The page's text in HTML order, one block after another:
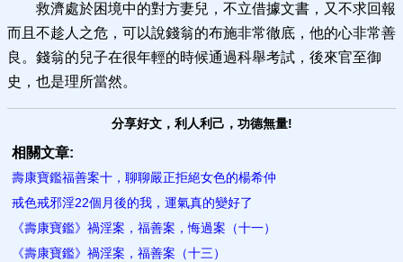
救濟處於困境中的對方妻兒，不立借據文書，又不求回報
而且不趁人之危，可以說錢翁的布施非常徹底，他的心非常善
良。錢翁的兒子在很年輕的時候通過科舉考試，後來官至御
史，也是理所當然。
分享好文，利人利己，功德無量!
相關文章:
壽康寶鑑福善案十，聊聊嚴正拒絕女色的楊希仲
戒色戒邪淫22個月後的我，運氣真的變好了
《壽康寶鑑》禍淫案，福善案，悔過案（十一）
《壽康寶鑑》禍淫案，福善案（十三）